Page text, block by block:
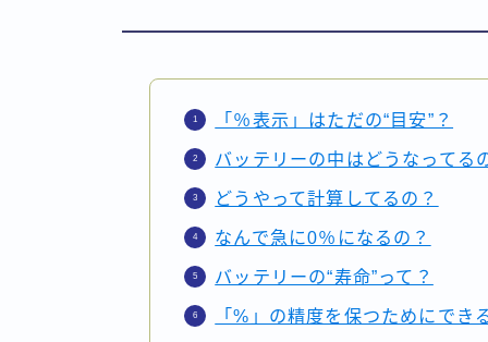
「％表示」はただの“目安”？
バッテリーの中はどうなってる
どうやって計算してるの？
なんで急に0％になるの？
バッテリーの“寿命”って？
「%」の精度を保つためにでき